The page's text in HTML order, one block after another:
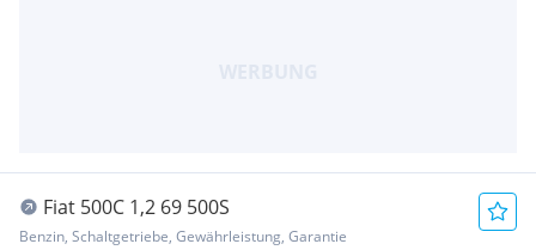
Fiat 500C 1,2 69 500S
Benzin, Schaltgetriebe, Gewährleistung, Garantie